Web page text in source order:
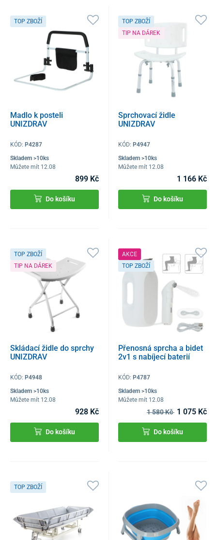
TOP ZBOŽÍ
Madlo k posteli
UNIZDRAV
KÓD: P4287
Skladem >10ks
Můžete mít 12.08
899 Kč
Do košíku
TOP ZBOŽÍ
TIP NA DÁREK
Sprchovací židle
UNIZDRAV
KÓD:P4947
Skladem >10ks
Můžete mít 12.08
1 166 Kč
Do košíku
TOP ZBOŽÍ
TIP NA DÁREK
Skládací židle do sprchy
UNIZDRAV
KÓD: P4948
Skladem >10ks
Můžete mít 12.08
928 Kč
Do košíku
AKCE
TOP ZBOŽÍ
Přenosná sprcha a bidet
2v1 s nabíjecí baterií
KÓD:P4787
Skladem >10ks
Můžete mít 12.08
1 580 Kč 1 075 Kč
Do košíku
TOP ZBOŽÍ